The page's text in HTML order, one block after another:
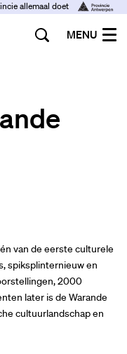
allemaal doet
MENU
van de eerste culturele
spiksplinternieuw en
2000
later is de Warande
cultuurlandschap en